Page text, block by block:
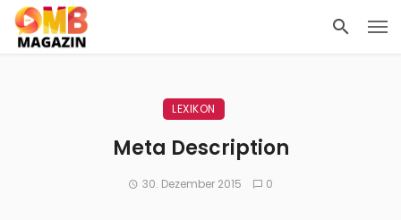
LEXIKON
Meta Description
30. Dezember 2015 0